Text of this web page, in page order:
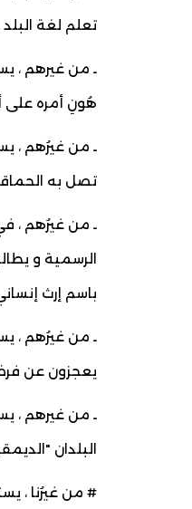
تعلم لغة
ـ من غيرهم ،
هُونِ أمره على
ـ من غيرُهم ،
تصل به
ـ من غيرُهم ،
الرسمية و
باسم إرث
يعجزون عن
ـ من غيرهم ،
البلدان
# من غيرُنا ،